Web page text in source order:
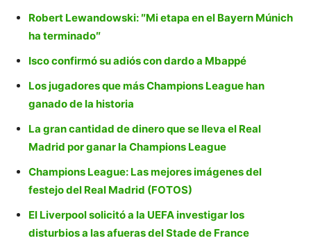
Robert Lewandowski: ″Mi etapa en el Bayern Múnich
ha terminado″
Isco confirmó su adiós con dardo a Mbappé
Los jugadores que más Champions League han
ganado de la historia
La gran cantidad de dinero que se lleva el Real
Madrid por ganar la Champions League
Champions League: Las mejores imágenes del
festejo del Real Madrid (FOTOS)
El Liverpool solicitó a la UEFA investigar los
disturbios a las afueras del Stade de France